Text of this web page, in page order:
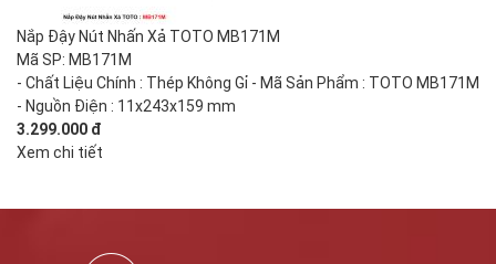
Nắp Đậy Nút Nhấn Xả TOTO MB171M
Mã SP: MB171M
- Chất Liệu Chính : Thép Không Gỉ - Mã Sản Phẩm : TOTO MB171M
- Nguồn Điện : 11x243x159 mm
3.299.000 đ
Xem chi tiết